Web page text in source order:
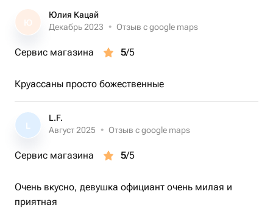
Ю
Юлия Кацай
Декабрь 2023
• Отзыв с google maps
Сервис магазина 5/5
Круассаны просто божественные
L
L.F.
Август 2025
• Отзыв с google maps
Сервис магазина 5/5
Очень вкусно, девушка официант очень милая и
приятная